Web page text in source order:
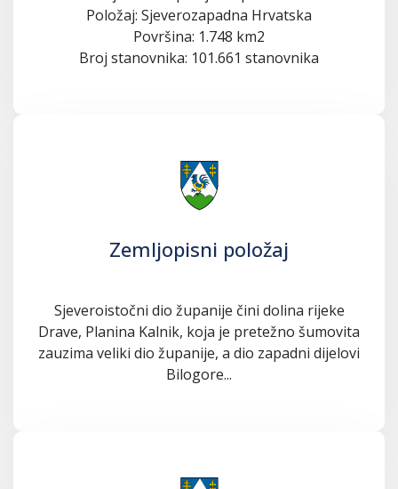
Položaj: Sjeverozapadna Hrvatska
Površina: 1.748 km2
Broj stanovnika: 101.661 stanovnika
Zemljopisni položaj
Sjeveroistočni dio županije čini dolina rijeke
Drave, Planina Kalnik, koja je pretežno šumovita
zauzima veliki dio županije, a dio zapadni dijelovi
Bilogore...